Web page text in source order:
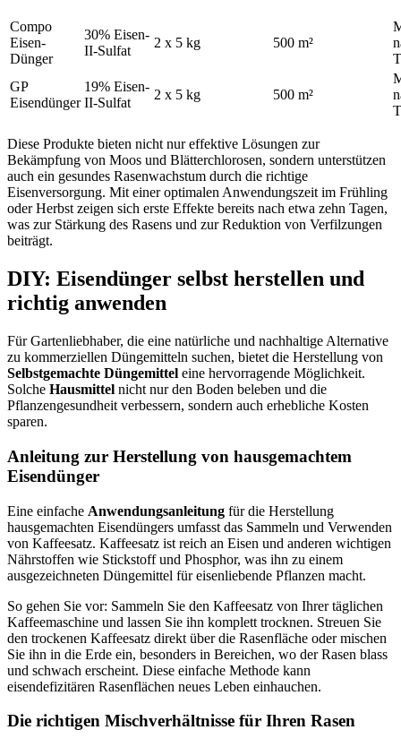
Compo
Eisen-
Dünger
30% Eisen-
II-Sulfat
2 x 5 kg 500 m²
GP
Eisendünger
19% Eisen-
II-Sulfat
2 x 5 kg 500 m²
Diese Produkte bieten nicht nur effektive Lösungen zur
Bekämpfung von Moos und Blätterchlorosen, sondern unterstützen
auch ein gesundes Rasenwachstum durch die richtige
Eisenversorgung. Mit einer optimalen Anwendungszeit im Frühling
oder Herbst zeigen sich erste Effekte bereits nach etwa zehn Tagen,
was zur Stärkung des Rasens und zur Reduktion von Verfilzungen
beiträgt.
DIY: Eisendünger selbst herstellen und
richtig anwenden
Für Gartenliebhaber, die eine natürliche und nachhaltige Alternative
zu kommerziellen Düngemitteln suchen, bietet die Herstellung von
Selbstgemachte Düngemittel eine hervorragende Möglichkeit.
Solche Hausmittel nicht nur den Boden beleben und die
Pflanzengesundheit verbessern, sondern auch erhebliche Kosten
sparen.
Anleitung zur Herstellung von hausgemachtem
Eisendünger
Eine einfache Anwendungsanleitung für die Herstellung
hausgemachten Eisendüngers umfasst das Sammeln und Verwenden
von Kaffeesatz. Kaffeesatz ist reich an Eisen und anderen wichtigen
Nährstoffen wie Stickstoff und Phosphor, was ihn zu einem
ausgezeichneten Düngemittel für eisenliebende Pflanzen macht.
So gehen Sie vor: Sammeln Sie den Kaffeesatz von Ihrer täglichen
Kaffeemaschine und lassen Sie ihn komplett trocknen. Streuen Sie
den trockenen Kaffeesatz direkt über die Rasenfläche oder mischen
Sie ihn in die Erde ein, besonders in Bereichen, wo der Rasen blass
und schwach erscheint. Diese einfache Methode kann
eisendefizitären Rasenflächen neues Leben einhauchen.
Die richtigen Mischverhältnisse für Ihren Rasen